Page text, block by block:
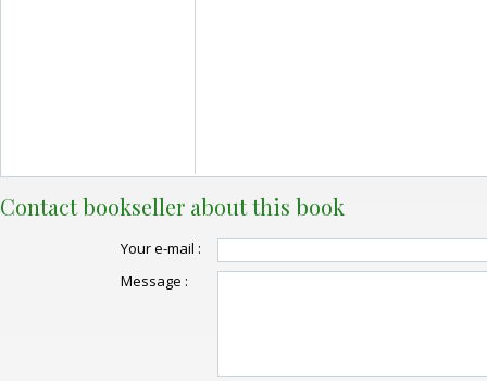
Contact bookseller about this book
Your e-mail :
Message :